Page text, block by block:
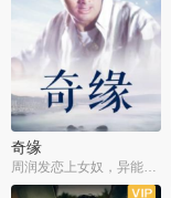
奇缘
周润发恋上女奴，异能护体战邪派